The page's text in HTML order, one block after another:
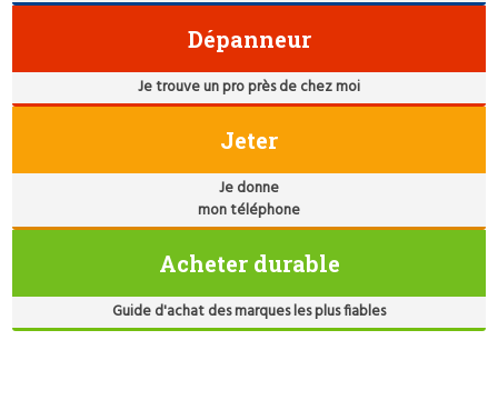
Dépanneur
Je trouve un pro près de chez moi
Jeter
Je donne
mon téléphone
Acheter durable
Guide d'achat des marques les plus fiables